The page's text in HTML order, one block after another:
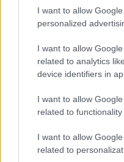
I want to allow
personalized
I want to allow
related to analytics
device identifiers in
I want to allow
related to
I want to allow
related to